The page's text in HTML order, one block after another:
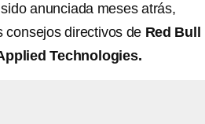
anunciada meses atrás,
consejos directivos de Red Bull
Technologies.